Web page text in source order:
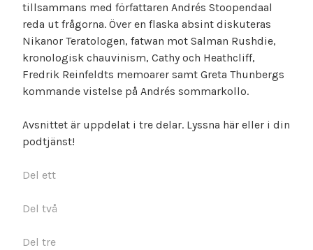
tillsammans med författaren Andrés Stoopendaal
reda ut frågorna. Över en flaska absint diskuteras
Nikanor Teratologen, fatwan mot Salman Rushdie,
kronologisk chauvinism, Cathy och Heathcliff,
Fredrik Reinfeldts memoarer samt Greta Thunbergs
kommande vistelse på Andrés sommarkollo.
Avsnittet är uppdelat i tre delar. Lyssna här eller i din
podtjänst!
Del ett
Del två
Del tre